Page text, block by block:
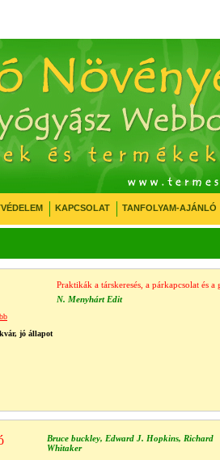
KAPCSOLAT TANFOLYAM-AJÁNLÓ
Praktikák a társkeresés, a párkapcsolat és
N. Menyhárt Edit
jó állapot
Bruce buckley, Edward J. Hopkins, Richard
Whitaker